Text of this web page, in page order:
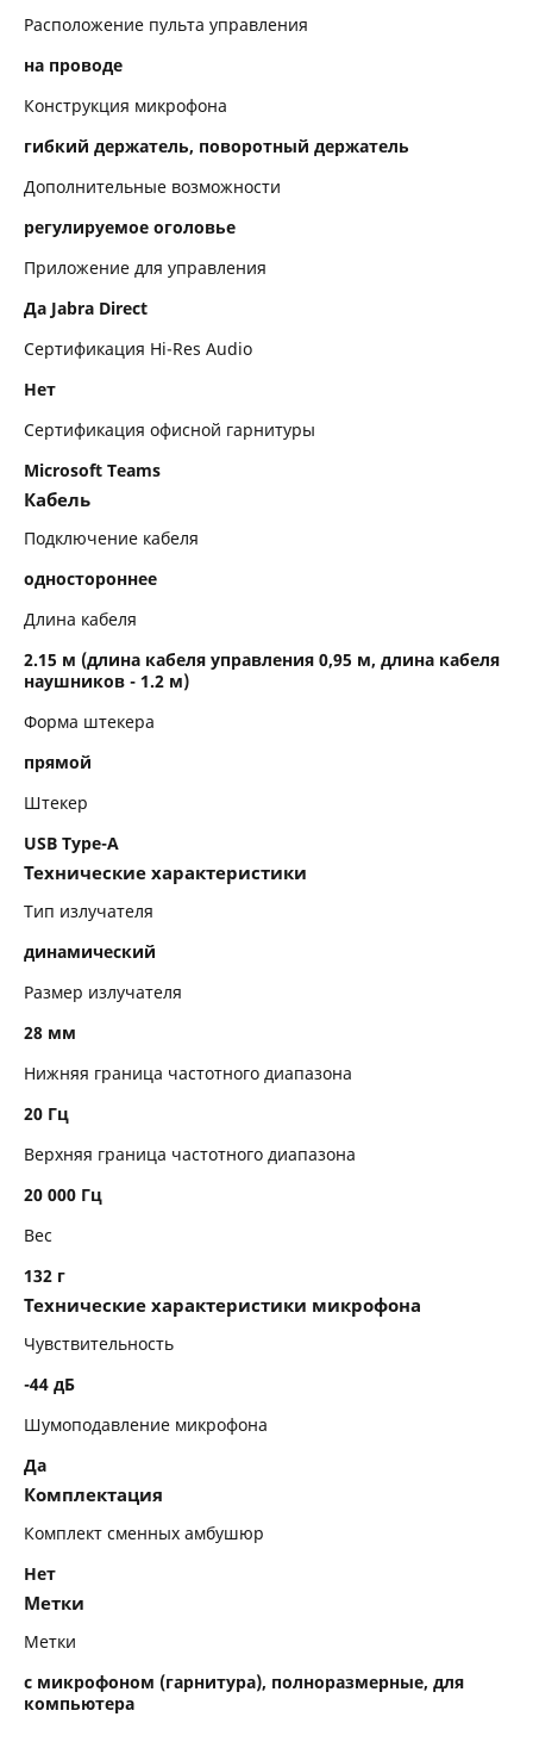
Расположение пульта управления
на проводе
Конструкция микрофона
гибкий держатель, поворотный держатель
Дополнительные возможности
регулируемое оголовье
Приложение для управления
Да Jabra Direct
Сертификация Hi-Res Audio
Нет
Сертификация офисной гарнитуры
Microsoft Teams
Кабель
Подключение кабеля
одностороннее
Длина кабеля
2.15 м (длина кабеля управления 0,95 м, длина кабеля
наушников - 1.2 м)
Форма штекера
прямой
Штекер
USB Type-A
Технические характеристики
Тип излучателя
динамический
Размер излучателя
28 мм
Нижняя граница частотного диапазона
20 Гц
Верхняя граница частотного диапазона
20 000 Гц
Вес
132 г
Технические характеристики микрофона
Чувствительность
-44 дБ
Шумоподавление микрофона
Да
Комплектация
Комплект сменных амбушюр
Нет
Метки
Метки
с микрофоном (гарнитура), полноразмерные, для
компьютера